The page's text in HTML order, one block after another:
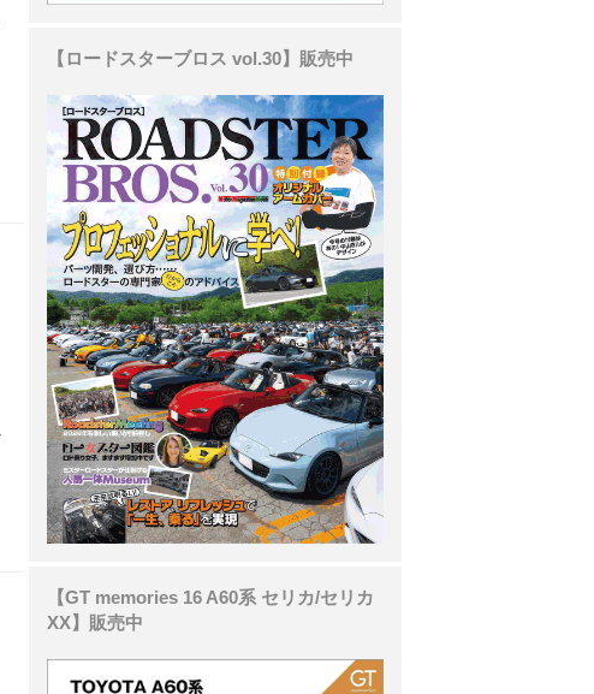
【ロードスターブロス vol.30】販売中
【GT memories 16 A60系 セリカ/セリカ
XX】販売中